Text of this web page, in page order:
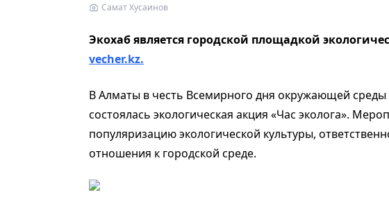
Самат Хусаинов
Экохаб является городской площадкой
vecher.kz.
В Алматы в честь Всемирного дня окружающей среды
состоялась экологическая акция «Час эколога».
популяризацию экологической культуры,
отношения к городской среде.